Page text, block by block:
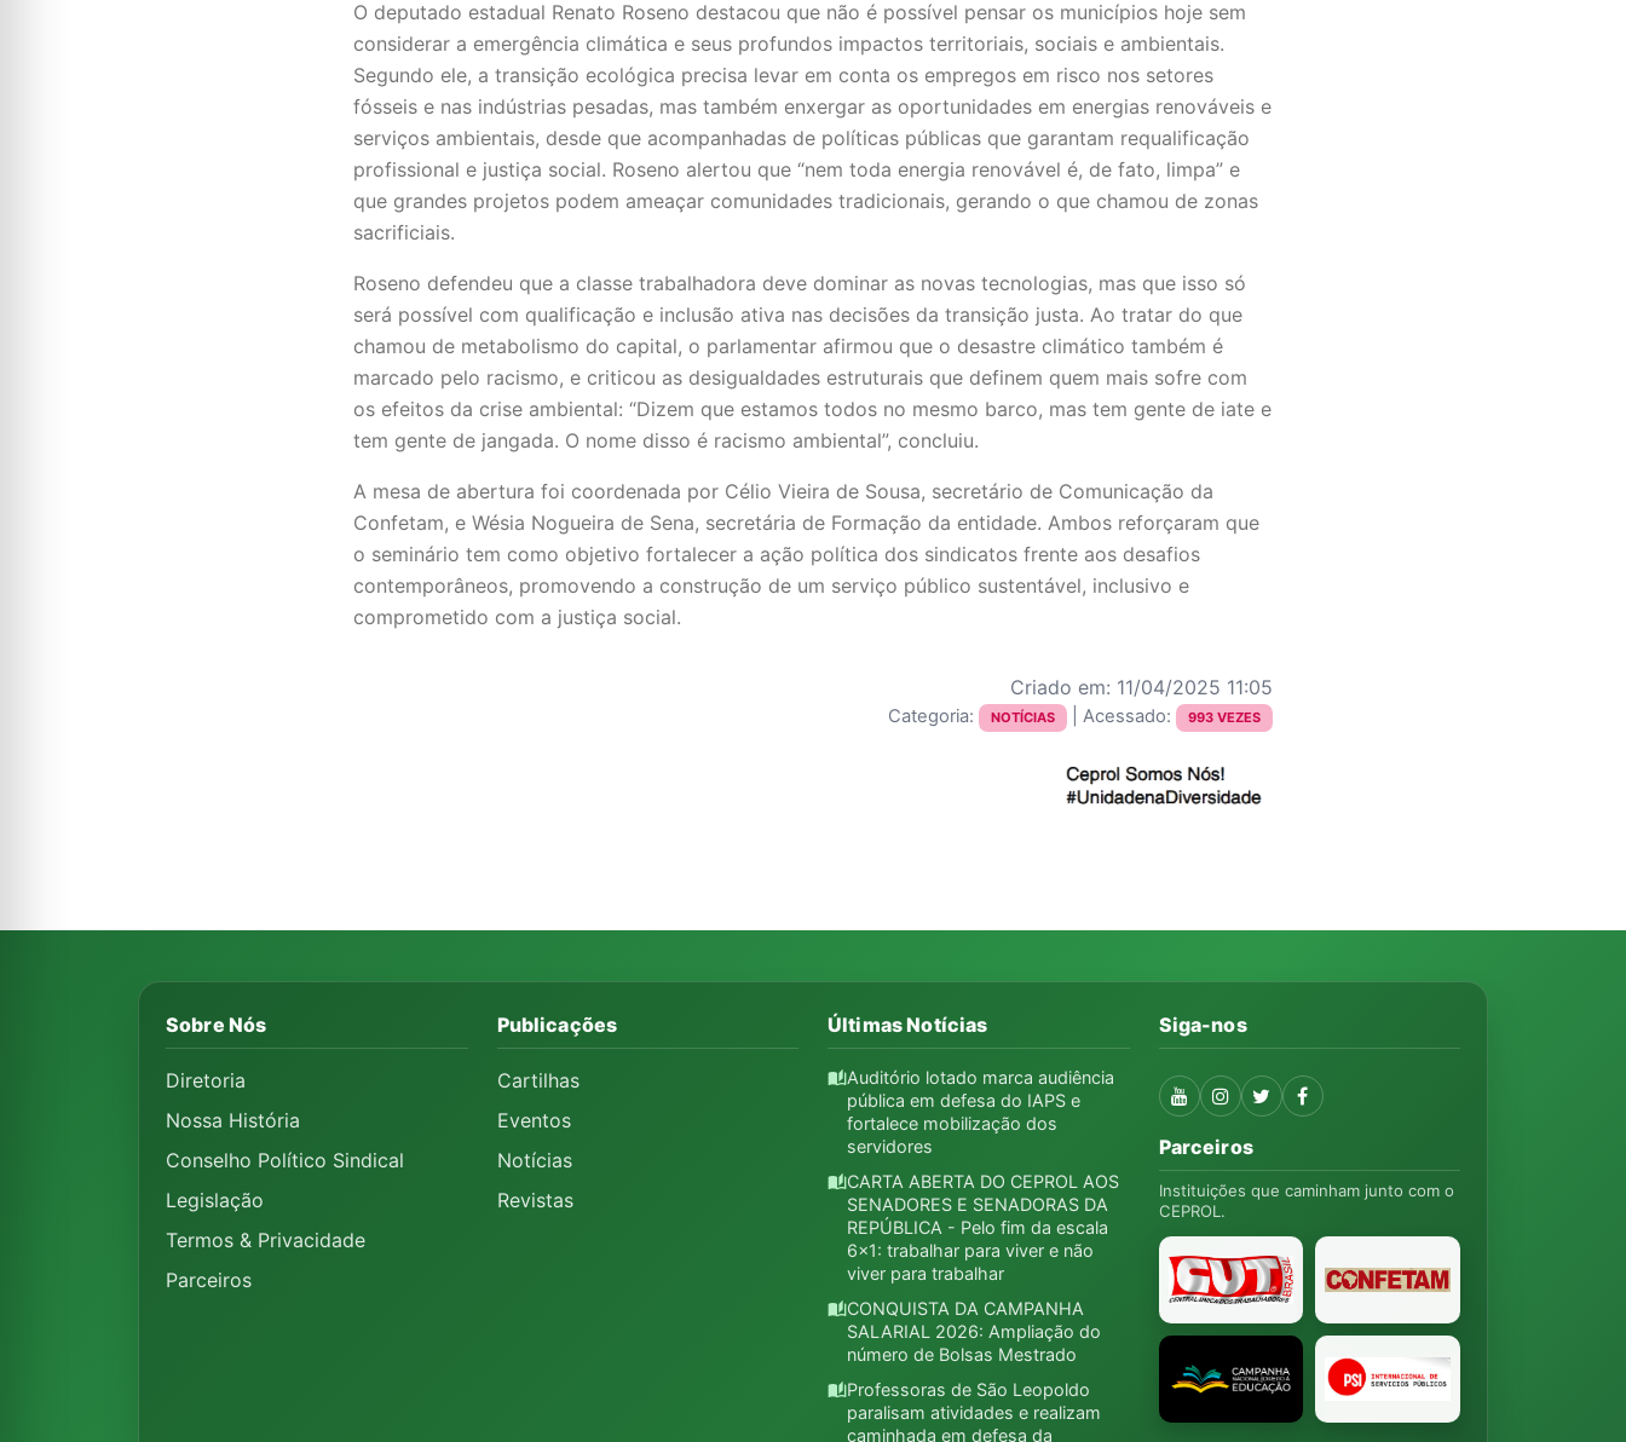
O deputado estadual Renato Roseno destacou que não é possível pensar os municípios hoje sem
considerar a emergência climática e seus profundos impactos territoriais, sociais e ambientais.
Segundo ele, a transição ecológica precisa levar em conta os empregos em risco nos setores
fósseis e nas indústrias pesadas, mas também enxergar as oportunidades em energias renováveis e
serviços ambientais, desde que acompanhadas de políticas públicas que garantam requalificação
profissional e justiça social. Roseno alertou que “nem toda energia renovável é, de fato, limpa” e
que grandes projetos podem ameaçar comunidades tradicionais, gerando o que chamou de zonas
sacrificiais.
Roseno defendeu que a classe trabalhadora deve dominar as novas tecnologias, mas que isso só
será possível com qualificação e inclusão ativa nas decisões da transição justa. Ao tratar do que
chamou de metabolismo do capital, o parlamentar afirmou que o desastre climático também é
marcado pelo racismo, e criticou as desigualdades estruturais que definem quem mais sofre com
os efeitos da crise ambiental: “Dizem que estamos todos no mesmo barco, mas tem gente de iate e
tem gente de jangada. O nome disso é racismo ambiental”, concluiu.
A mesa de abertura foi coordenada por Célio Vieira de Sousa, secretário de Comunicação da
Confetam, e Wésia Nogueira de Sena, secretária de Formação da entidade. Ambos reforçaram que
o seminário tem como objetivo fortalecer a ação política dos sindicatos frente aos desafios
contemporâneos, promovendo a construção de um serviço público sustentável, inclusivo e
comprometido com a justiça social.
Criado em: 11/04/2025 11:05
Categoria: NOTÍCIAS | Acessado: 993 VEZES
Sobre Nós
Diretoria
Nossa História
Conselho Político Sindical
Legislação
Termos & Privacidade
Parceiros
Publicações
Cartilhas
Eventos
Notícias
Revistas
Últimas Notícias
auto_storiesAuditório lotado marca audiência
pública em defesa do IAPS e
fortalece mobilização dos
servidores
auto_storiesCARTA ABERTA DO CEPROL AOS
SENADORES E SENADORAS DA
REPÚBLICA - Pelo fim da escala
6x1: trabalhar para viver e não
viver para trabalhar
auto_storiesCONQUISTA DA CAMPANHA
SALARIAL 2026: Ampliação do
número de Bolsas Mestrado
auto_storiesProfessoras de São Leopoldo
paralisam atividades e realizam
caminhada em defesa da
Siga-nos
Parceiros
Instituições que caminham junto com o
CEPROL.